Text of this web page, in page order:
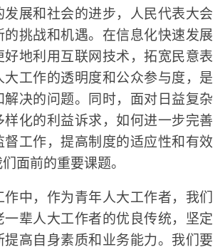
展和社会的进步，人民代表大会
的挑战和机遇。在信息化快速发展
好地利用互联网技术，拓宽民意表
大工作的透明度和公众参与度，是
解决的问题。同时，面对日益复杂
样化的利益诉求，如何进一步完善
督工作，提高制度的适应性和有效
面前的重要课题。
，作为青年人大工作者，我们
一辈人大工作者的优良传统，坚定
提高自身素质和业务能力。我们要